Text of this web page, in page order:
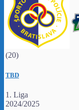
(20)
TBD
1. Liga
2024/2025